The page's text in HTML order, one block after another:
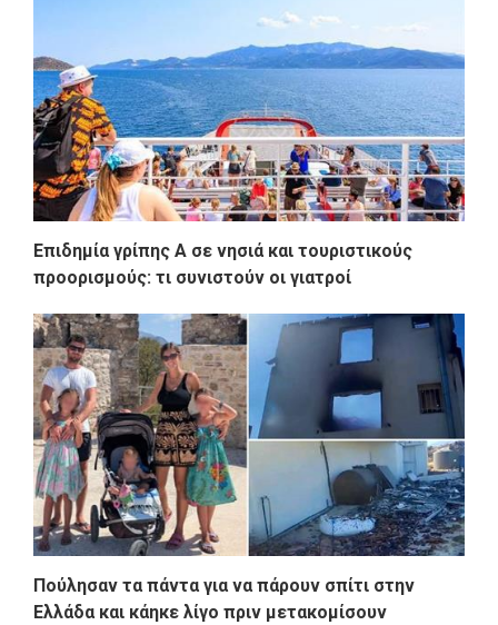
Επιδημία γρίπης Α σε νησιά και τουριστικούς
προορισμούς: τι συνιστούν οι γιατροί
Πούλησαν τα πάντα για να πάρουν σπίτι στην
Ελλάδα και κάηκε λίγο πριν μετακομίσουν